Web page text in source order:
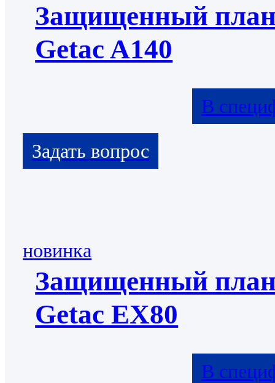
Защищенный
Getac A140
В
новинка
Защищенный
Getac EX80
В